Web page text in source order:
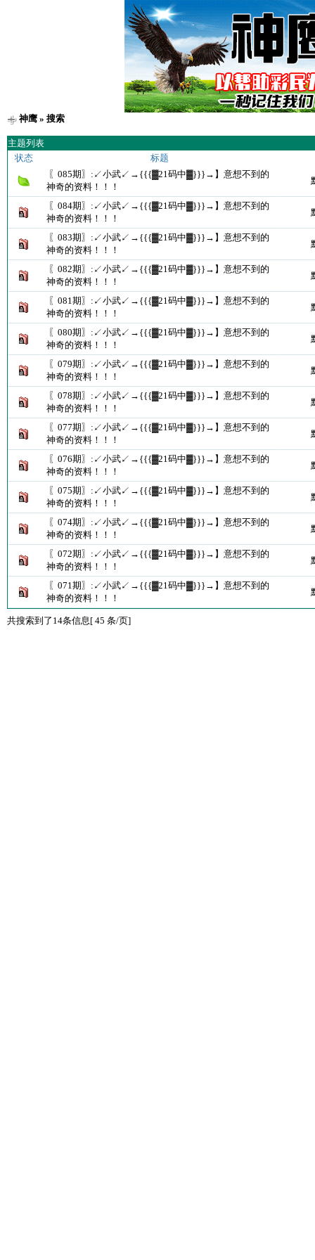
神鹰» 搜索
主题列表
状态
标题
〖085期〗:↙小武↙→{{{▓21码中▓}}}→】意想不到的
神奇的资料！！！
〖084期〗:↙小武↙→{{{▓21码中▓}}}→】意想不到的
神奇的资料！！！
〖083期〗:↙小武↙→{{{▓21码中▓}}}→】意想不到的
神奇的资料！！！
〖082期〗:↙小武↙→{{{▓21码中▓}}}→】意想不到的
神奇的资料！！！
〖081期〗:↙小武↙→{{{▓21码中▓}}}→】意想不到的
神奇的资料！！！
〖080期〗:↙小武↙→{{{▓21码中▓}}}→】意想不到的
神奇的资料！！！
〖079期〗:↙小武↙→{{{▓21码中▓}}}→】意想不到的
神奇的资料！！！
〖078期〗:↙小武↙→{{{▓21码中▓}}}→】意想不到的
神奇的资料！！！
〖077期〗:↙小武↙→{{{▓21码中▓}}}→】意想不到的
神奇的资料！！！
〖076期〗:↙小武↙→{{{▓21码中▓}}}→】意想不到的
神奇的资料！！！
〖075期〗:↙小武↙→{{{▓21码中▓}}}→】意想不到的
神奇的资料！！！
〖074期〗:↙小武↙→{{{▓21码中▓}}}→】意想不到的
神奇的资料！！！
〖072期〗:↙小武↙→{{{▓21码中▓}}}→】意想不到的
神奇的资料！！！
〖071期〗:↙小武↙→{{{▓21码中▓}}}→】意想不到的
神奇的资料！！！
共搜索到了14条信息[ 45 条/页]